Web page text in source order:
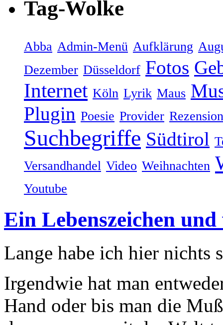
Tag-Wolke
Abba Admin-Menü Aufklärung
Dezember Düsseldorf Fotos
Internet Köln Lyrik Maus
Plugin Poesie Provider Rezension
Suchbegriffe Südtirol
Versandhandel Video Weihnachten
Youtube
Ein Lebenszeichen und
Lange habe ich hier nichts
Irgendwie hat man
Hand oder bis man die